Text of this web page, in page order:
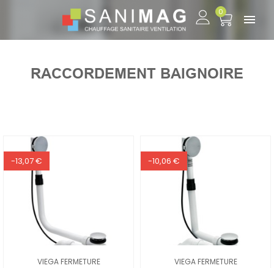

0
RACCORDEMENT BAIGNOIRE
VIEGA FERMETURE
-13,07 €
VIEGA FERMETURE
-10,06 €